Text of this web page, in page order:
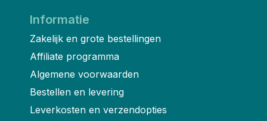
Informatie
Zakelijk en grote bestellingen
Affiliate programma
Algemene voorwaarden
Bestellen en levering
Leverkosten en verzendopties